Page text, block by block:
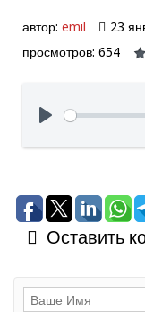
автор: emil 23
просмотров: 654
Оставить